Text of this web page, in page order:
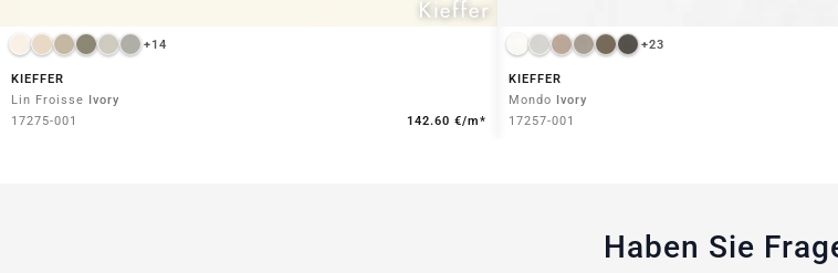
+14
KIEFFER
Lin Froisse
Ivory
17275-001
142.60 €/m*
+23
KIEFFER
Mondo
Ivory
17257-001
Haben Sie